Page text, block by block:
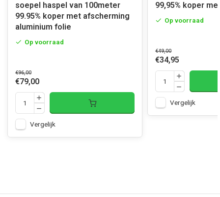
soepel haspel van 100meter
99.95% koper met afscherming
aluminium folie
Op voorraad
€96,00
€79,00
Vergelijk
99,95% koper
Op voorraad
€49,00
€34,95
Vergelijk